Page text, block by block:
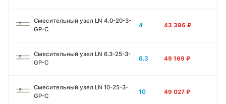
Смесительный узел LN 4.0-20-3-
GP-C
4 43 396 ₽
Смесительный узел LN 6.3-25-3-
GP-C
6.3 49 169 ₽
Смесительный узел LN 10-25-3-
GP-C
10 49 027 ₽